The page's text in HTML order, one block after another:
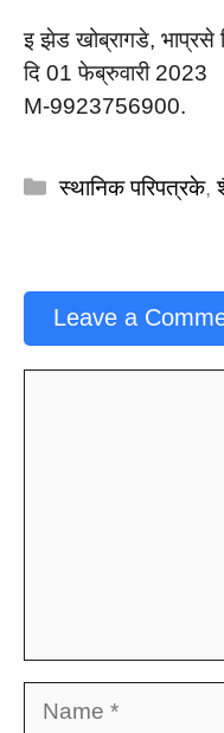
इ झेड खोब्रागडे, भाप्रसे
दि 01 फेब्रुवारी 2023
M-9923756900.
Categories
स्थानिक परिपत्रके,
Leave a